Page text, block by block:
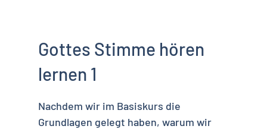
Gottes Stimme hören
lernen 1
Nachdem wir im Basiskurs die
Grundlagen gelegt haben, warum wir